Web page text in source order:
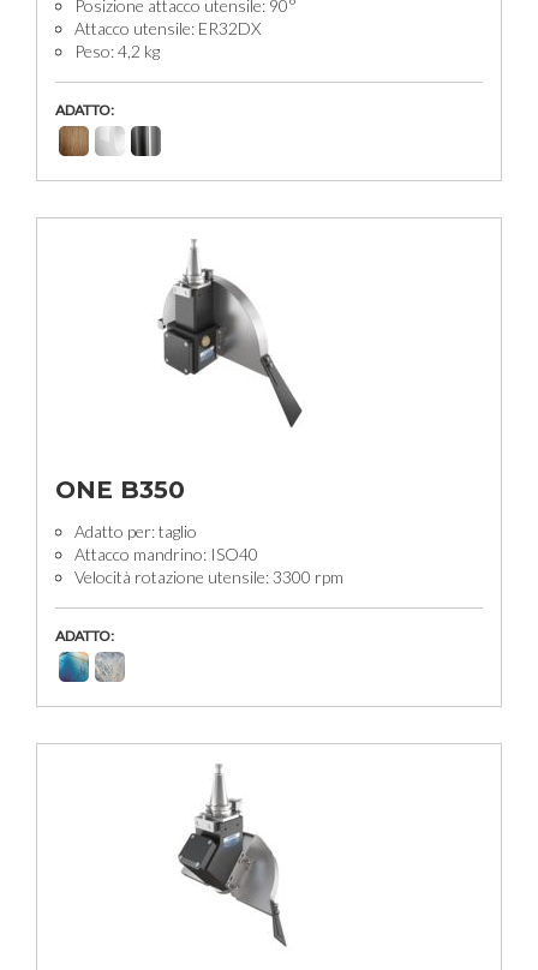
Posizione attacco utensile: 90°
Attacco utensile: ER32DX
Peso: 4,2 kg
ADATTO:
ONE B350
Adatto per: taglio
Attacco mandrino: ISO40
Velocità rotazione utensile: 3300 rpm
ADATTO: